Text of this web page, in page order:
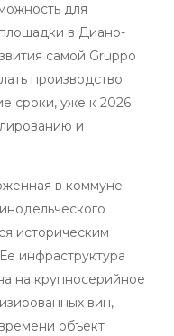
для
в Диано-
самой Gruppo
производство
сроки, уже к 2026
и
в коммуне
историческим
инфраструктура
на крупносерийное
вин,
объект